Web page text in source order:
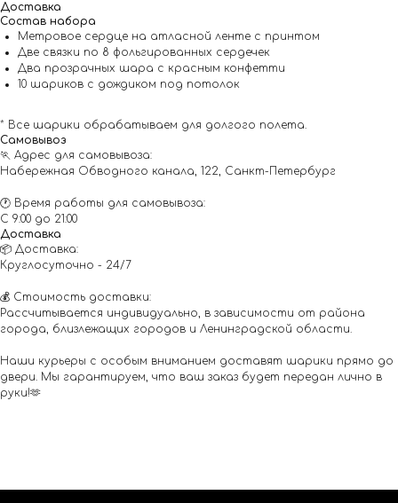
Доставка
Состав набора
Метровое сердце на атласной ленте с принтом
Две связки по 8 фольгированных сердечек
Два прозрачных шара с красным конфетти
10 шариков с дождиком под потолок
* Все шарики обрабатываем для долгого полета.
Самовывоз
🏃 Адрес для самовывоза:
Набережная Обводного канала, 122, Санкт-Петербург
🕐 Время работы для самовывоза:
С 9:00 до 21:00
Доставка
📦 Доставка:
Круглосуточно - 24/7
💰 Стоимость доставки:
Рассчитывается индивидуально, в зависимости от района
города, близлежащих городов и Ленинградской области.
Наши курьеры с особым вниманием доставят шарики прямо до
двери. Мы гарантируем, что ваш заказ будет передан лично в
руки!🫶